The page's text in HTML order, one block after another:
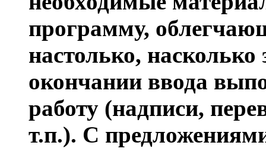
программу,
настолько,
окончании ввода
работу (надписи,
т.п.). С